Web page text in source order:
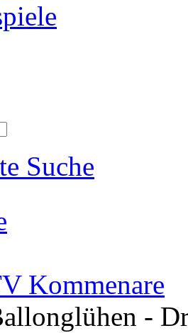
Suche
Kommenare
-